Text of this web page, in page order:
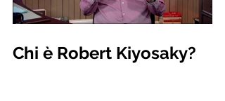
Chi è Robert Kiyosaky?